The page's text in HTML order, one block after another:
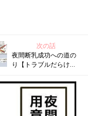
次の話
夜間断乳成功への道の
り【トラブルだらけの
#7】